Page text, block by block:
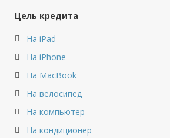
Цель кредита
На iPad
На iPhone
На MacBook
На велосипед
На компьютер
На кондиционер